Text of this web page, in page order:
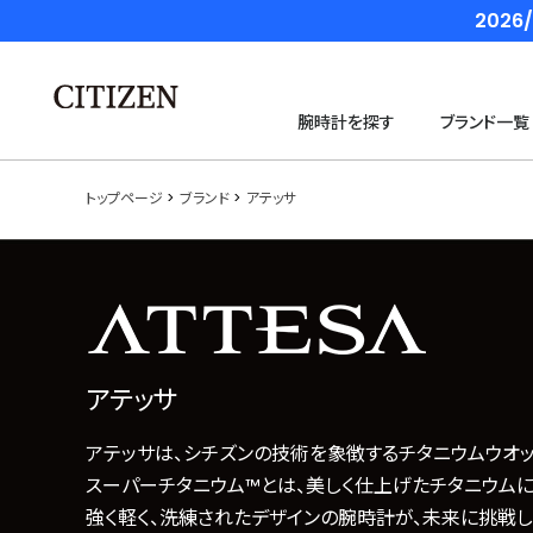
2026/
腕時計を探す ブランド一覧
トップページ ブランド アテッサ
アテッサ
アテッサは、シチズンの技術を象徴するチタニウムウオ
スーパーチタニウム™とは、美しく仕上げたチタニウム
強く軽く、洗練されたデザインの腕時計が、未来に挑戦